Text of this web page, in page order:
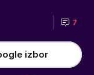
7
izbor